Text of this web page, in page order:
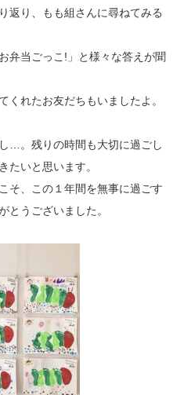
返り、もも組さんに尋ねてみる
弁当ごっこ!」と様々な答えが聞
くれたお友だちもいましたよ。
…。残りの時間も大切に過ごし
たいと思います。
そ、この１年間を無事に過ごす
とうございました。